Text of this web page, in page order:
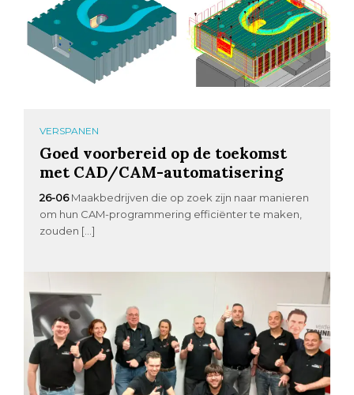
VERSPANEN
Goed voorbereid op de toekomst
met CAD/CAM-automatisering
26-06 Maakbedrijven die op zoek zijn naar manieren
om hun CAM-programmering efficiënter te maken,
zouden […]